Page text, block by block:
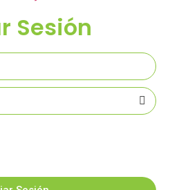
Sesión